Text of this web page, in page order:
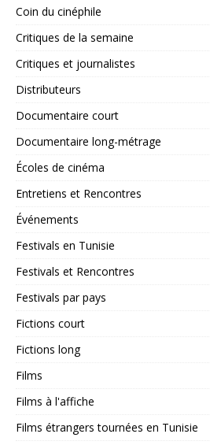
Coin du cinéphile
Critiques de la semaine
Critiques et journalistes
Distributeurs
Documentaire court
Documentaire long-métrage
Écoles de cinéma
Entretiens et Rencontres
Événements
Festivals en Tunisie
Festivals et Rencontres
Festivals par pays
Fictions court
Fictions long
Films
Films à l'affiche
Films étrangers tournées en Tunisie